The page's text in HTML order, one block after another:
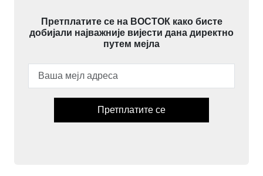
Претплатите се на ВОСТОК како бисте
добијали најважније вијести дана директно
путем мејла
Претплатите се